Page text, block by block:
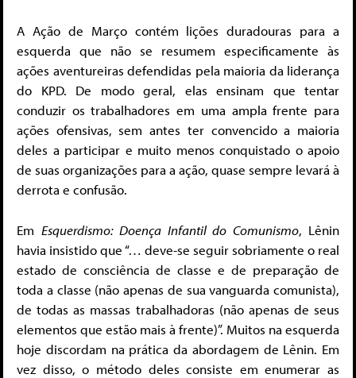
A Ação de Março contém lições duradouras para a
esquerda que não se resumem especificamente às
ações aventureiras defendidas pela maioria da liderança
do KPD. De modo geral, elas ensinam que tentar
conduzir os trabalhadores em uma ampla frente para
ações ofensivas, sem antes ter convencido a maioria
deles a participar e muito menos conquistado o apoio
de suas organizações para a ação, quase sempre levará à
derrota e confusão.
Em Esquerdismo: Doença Infantil do Comunismo, Lênin
havia insistido que “… deve-se seguir sobriamente o real
estado de consciência de classe e de preparação de
toda a classe (não apenas de sua vanguarda comunista),
de todas as massas trabalhadoras (não apenas de seus
elementos que estão mais à frente)”. Muitos na esquerda
hoje discordam na prática da abordagem de Lênin. Em
vez disso, o método deles consiste em enumerar as